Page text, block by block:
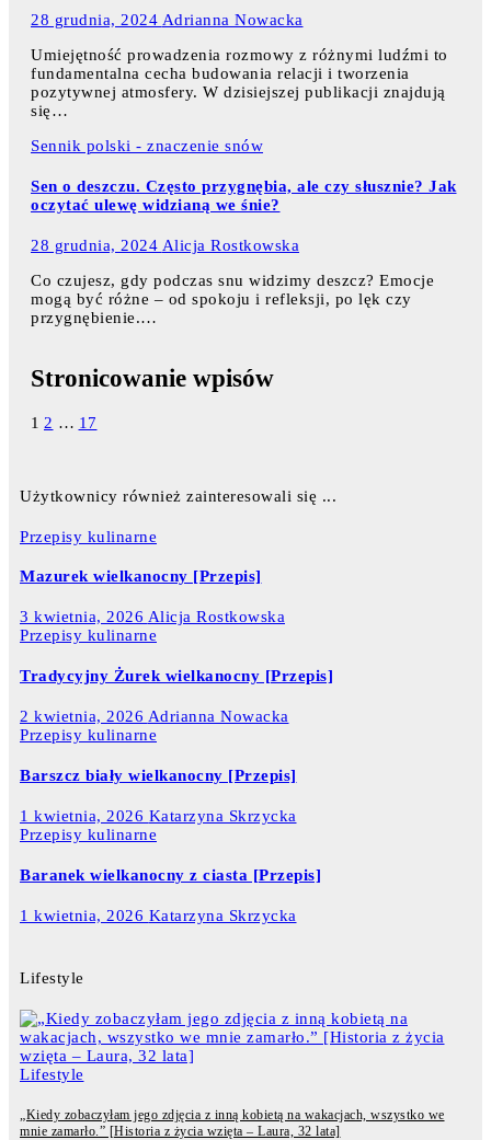
28 grudnia, 2024 Adrianna Nowacka
Umiejętność prowadzenia rozmowy z różnymi ludźmi to
fundamentalna cecha budowania relacji i tworzenia
pozytywnej atmosfery. W dzisiejszej publikacji znajdują
się…
Sennik polski - znaczenie snów
Sen o deszczu. Często przygnębia, ale czy słusznie? Jak
oczytać ulewę widzianą we śnie?
28 grudnia, 2024 Alicja Rostkowska
Co czujesz, gdy podczas snu widzimy deszcz? Emocje
mogą być różne – od spokoju i refleksji, po lęk czy
przygnębienie.…
Stronicowanie wpisów
1 2 … 17
Użytkownicy również zainteresowali się ...
Przepisy kulinarne
Mazurek wielkanocny [Przepis]
3 kwietnia, 2026 Alicja Rostkowska
Przepisy kulinarne
Tradycyjny Żurek wielkanocny [Przepis]
2 kwietnia, 2026 Adrianna Nowacka
Przepisy kulinarne
Barszcz biały wielkanocny [Przepis]
1 kwietnia, 2026 Katarzyna Skrzycka
Przepisy kulinarne
Baranek wielkanocny z ciasta [Przepis]
1 kwietnia, 2026 Katarzyna Skrzycka
Lifestyle
Lifestyle
„Kiedy zobaczyłam jego zdjęcia z inną kobietą na wakacjach, wszystko we
mnie zamarło.” [Historia z życia wzięta – Laura, 32 lata]